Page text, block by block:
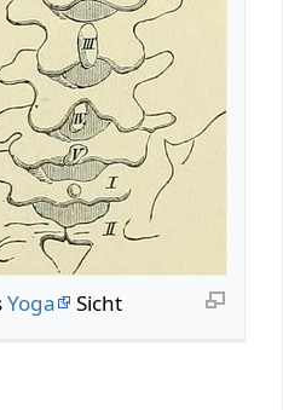
Yoga Sicht